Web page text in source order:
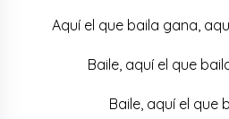
Aquí el que baila gana,
Baile, aquí el que
Baile, aquí el que